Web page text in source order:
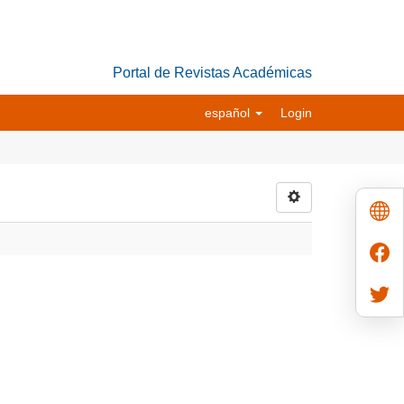
Portal de Revistas Académicas
español Login